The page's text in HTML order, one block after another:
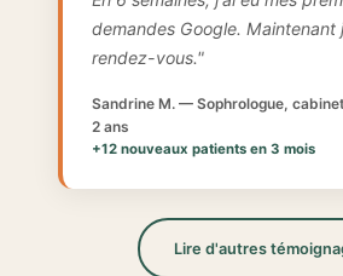
demandes Google. Maintenant
rendez-vous."
Sandrine M. — Sophrologue,
2 ans
+12 nouveaux patients en 3 mois
Lire d'autres